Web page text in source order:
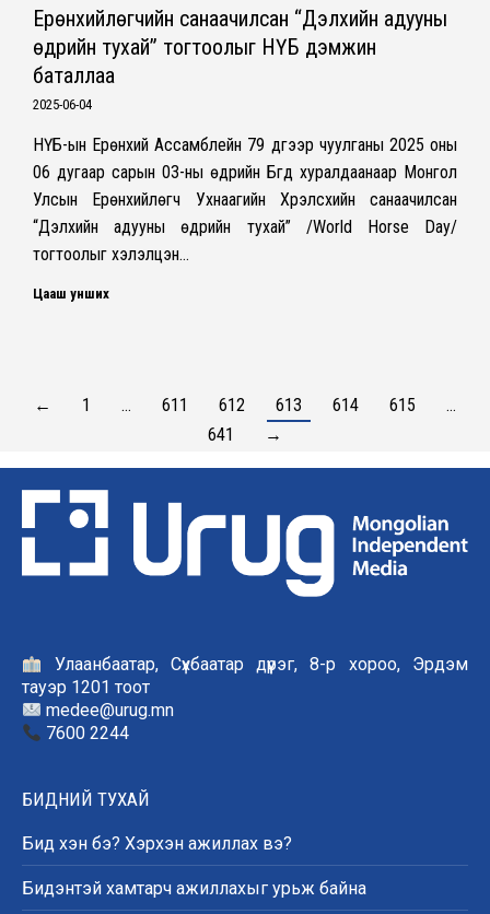
Ерөнхийлөгчийн санаачилсан “Дэлхийн адууны
өдрийн тухай” тогтоолыг НҮБ дэмжин
баталлаа
2025-06-04
НҮБ-ын Ерөнхий Ассамблейн 79 дүгээр чуулганы 2025 оны
06 дугаар сарын 03-ны өдрийн Бүгд хуралдаанаар Монгол
Улсын Ерөнхийлөгч Ухнаагийн Хүрэлсүхийн санаачилсан
“Дэлхийн адууны өдрийн тухай” /World Horse Day/
тогтоолыг хэлэлцэн…
Цааш унших
← 1 … 611 612 613 614 615
…
641
→
Улаанбаатар, Сүхбаатар дүүрэг, 8-р хороо, Эрдэм
тауэр 1201 тоот
medee@urug.mn
7600 2244
БИДНИЙ ТУХАЙ
Бид хэн бэ? Хэрхэн ажиллах вэ?
Бидэнтэй хамтарч ажиллахыг урьж байна